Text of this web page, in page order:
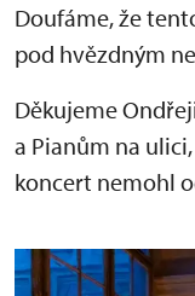
Doufáme, že
pod hvězdným
Děkujeme
a Pianům na
koncert nemohl